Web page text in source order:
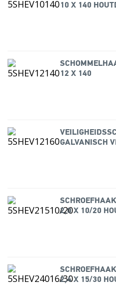
10 X 140
12 X 140
GALVANISCH
2,0 X 10/20
2,4 X 15/30